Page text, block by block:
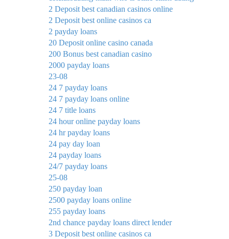
2 Deposit best canadian casinos online
2 Deposit best online casinos ca
2 payday loans
20 Deposit online casino canada
200 Bonus best canadian casino
2000 payday loans
23-08
24 7 payday loans
24 7 payday loans online
24 7 title loans
24 hour online payday loans
24 hr payday loans
24 pay day loan
24 payday loans
24/7 payday loans
25-08
250 payday loan
2500 payday loans online
255 payday loans
2nd chance payday loans direct lender
3 Deposit best online casinos ca